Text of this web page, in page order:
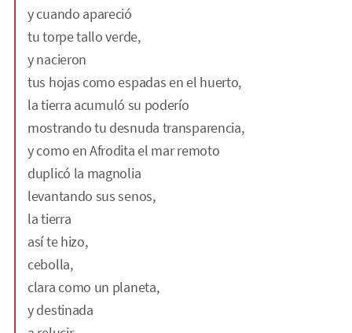
y cuando apareció
tu torpe tallo verde,
y nacieron
tus hojas como espadas en el huerto,
la tierra acumuló su poderío
mostrando tu desnuda transparencia,
y como en Afrodita el mar remoto
duplicó la magnolia
levantando sus senos,
la tierra
así te hizo,
cebolla,
clara como un planeta,
y destinada